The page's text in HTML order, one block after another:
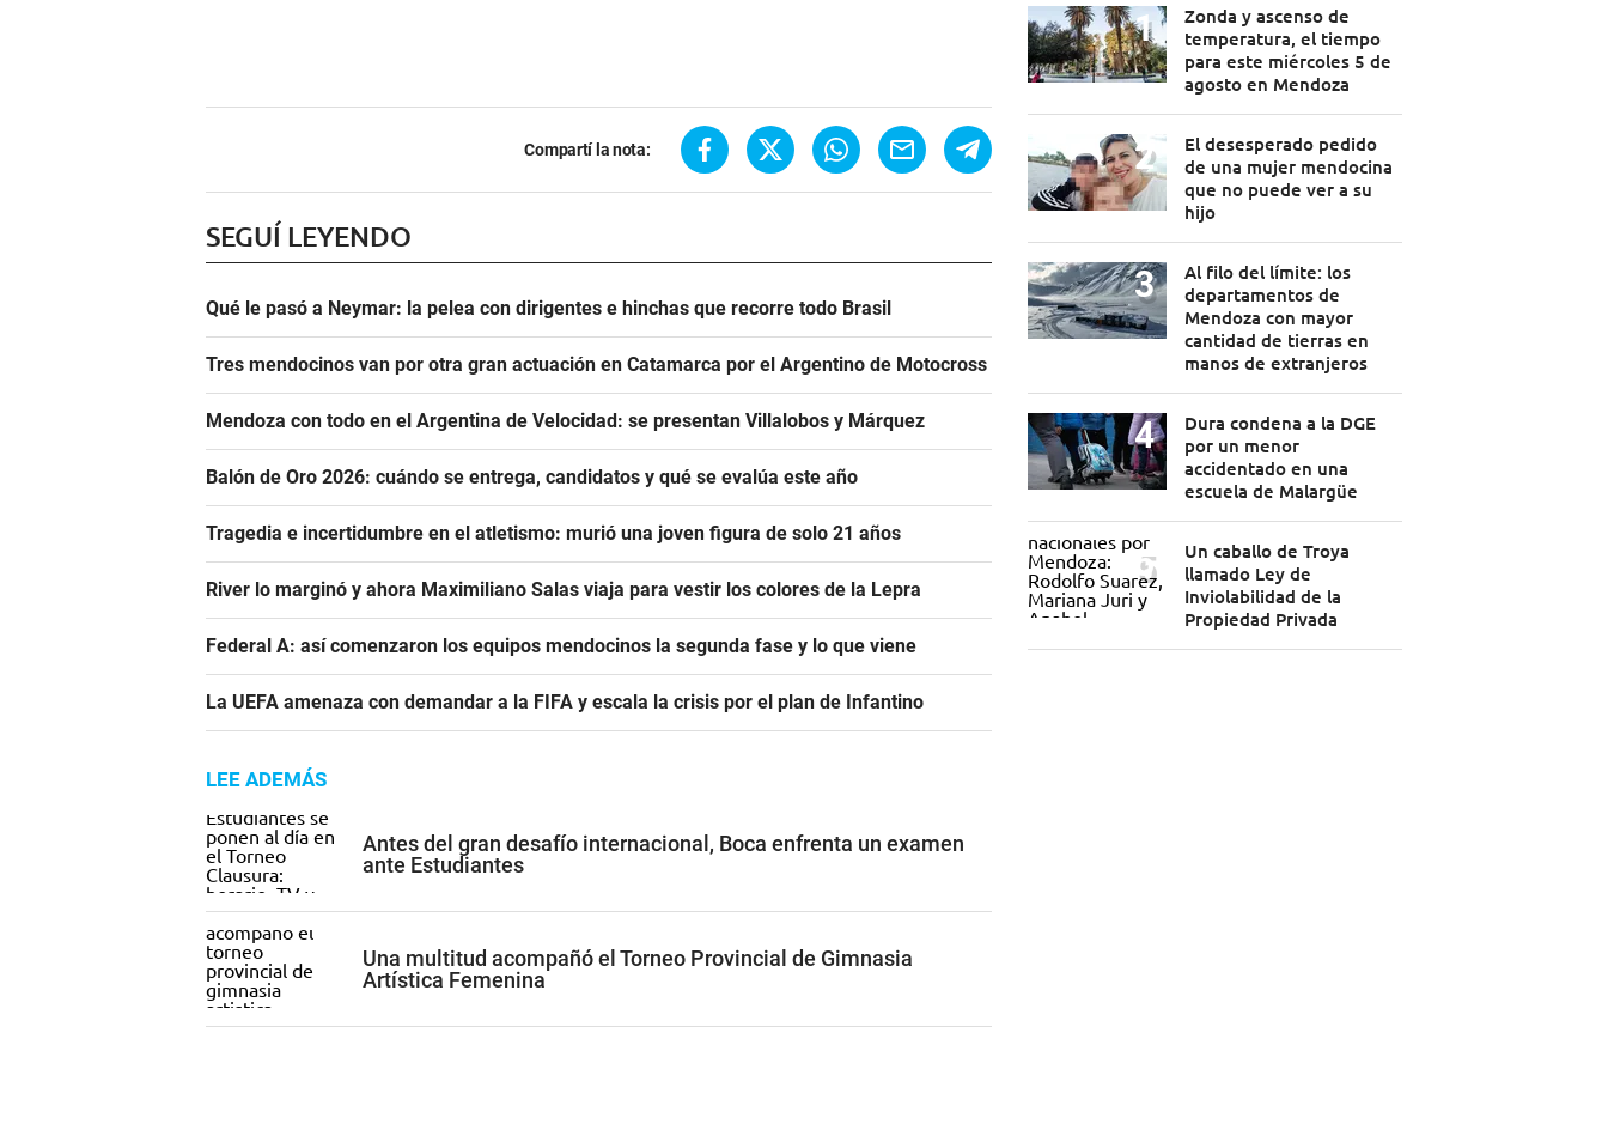
Compartí la nota:
SEGUÍ LEYENDO
Qué le pasó a Neymar: la pelea con dirigentes e hinchas que recorre todo Brasil
Tres mendocinos van por otra gran actuación en Catamarca por el Argentino de Motocross
Mendoza con todo en el Argentina de Velocidad: se presentan Villalobos y Márquez
Balón de Oro 2026: cuándo se entrega, candidatos y qué se evalúa este año
Tragedia e incertidumbre en el atletismo: murió una joven figura de solo 21 años
River lo marginó y ahora Maximiliano Salas viaja para vestir los colores de la Lepra
Federal A: así comenzaron los equipos mendocinos la segunda fase y lo que viene
La UEFA amenaza con demandar a la FIFA y escala la crisis por el plan de Infantino
LEE ADEMÁS
Antes del gran desafío internacional, Boca enfrenta un examen
ante Estudiantes
Una multitud acompañó el Torneo Provincial de Gimnasia
Artística Femenina
Zonda y ascenso de
temperatura, el tiempo
para este miércoles 5 de
agosto en Mendoza
El desesperado pedido
de una mujer mendocina
que no puede ver a su
hijo
Al filo del límite: los
departamentos de
Mendoza con mayor
cantidad de tierras en
manos de extranjeros
Dura condena a la DGE
por un menor
accidentado en una
escuela de Malargüe
Un caballo de Troya
llamado Ley de
Inviolabilidad de la
Propiedad Privada